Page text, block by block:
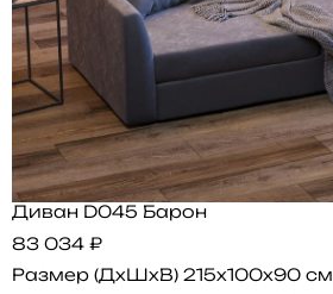
Диван D045 Барон
83 034 ₽
Размер (ДхШхВ) 215x100x90 см